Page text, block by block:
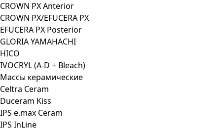
CROWN PX Anterior
CROWN PX/EFUCERA PX
EFUCERA PX Posterior
GLORIA YAMAHACHI
HICO
IVOCRYL (A-D + Bleach)
Массы керамические
Celtra Ceram
Duceram Kiss
IPS e.max Ceram
IPS InLine